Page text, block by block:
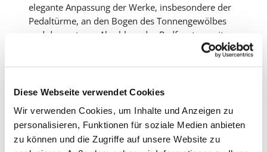
Diese Webseite verwendet Cookies
Wir verwenden Cookies, um Inhalte und Anzeigen zu
personalisieren, Funktionen für soziale Medien anbieten
zu können und die Zugriffe auf unsere Website zu
elegante Anpassung der Werke, insbesondere der
Pedaltürme, an den Bogen des Tonnengewölbes
und den unteren Abschluss des Radfensters mit
Rosette. So entstand eine reizvolle Wechselwirkung
von Licht und Instrument, die durch die farbige
Hermann Kirchberger noch gesteigert wird.
Das Instrument verfügt über:
vier Manuale, davon drei